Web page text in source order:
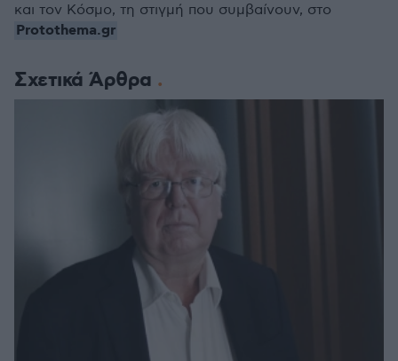
Σχετικά Άρθρα
και τον Κόσμο, τη στιγμή που συμβαίνουν, στο
Protothema.gr